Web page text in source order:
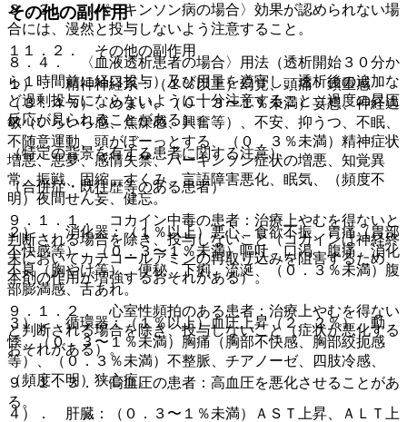
８．３． 〈パーキンソン病の場合〉効果が認められない場
合には、漫然と投与しないよう注意すること。
８．４． 〈血液透析患者の場合〉用法（透析開始３０分か
ら１時間前に経口投与）及び用量を遵守し、透析後の追加な
ど過剰投与にならないように十分注意すること（過度の昇圧
反応が見られることがある）。
（特定の背景を有する患者に関する注意）
（合併症・既往歴等のある患者）
９．１．１． コカイン中毒の患者：治療上やむを得ないと
判断される場合を除き、投与しないこと（コカインは神経終
末においてカテコールアミンの再取り込みを阻害するため、
本剤の作用が増強するおそれがある）。
９．１．２． 心室性頻拍のある患者：治療上やむを得ない
と判断される場合を除き、投与しないこと（症状が悪化する
おそれがある）。
９．１．３． 高血圧の患者：高血圧を悪化させることがあ
る。
その他の副作用
１１．２． その他の副作用
１）． 精神神経系：（１％以上）幻覚、頭痛・頭重感
（３．４％）、めまい、（０．３〜１％未満）妄想、神経過
敏（いらいら感、焦燥感、興奮等）、不安、抑うつ、不眠、
不随意運動、頭がぼーっとする、（０．３％未満）精神症状
増悪、悪夢、感情失禁、パーキンソン症状の増悪、知覚異
常、振戦、固縮、すくみ、言語障害悪化、眠気、（頻度不
明）夜間せん妄、健忘。
２）． 消化器：（１％以上）悪心、食欲不振、胃痛（胃部
不快感等）、（０．３〜１％未満）嘔吐、口渇、腹痛、消化
不良（胸やけ等）、便秘、下痢、流涎、（０．３％未満）腹
部膨満感、舌あれ。
３）． 循環器：（１％以上）血圧上昇（２．２％）、動
悸、（０．３〜１％未満）胸痛（胸部不快感、胸部絞扼感
等）、（０．３％未満）不整脈、チアノーゼ、四肢冷感、
（頻度不明）狭心症。
４）． 肝臓：（０．３〜１％未満）ＡＳＴ上昇、ＡＬＴ上